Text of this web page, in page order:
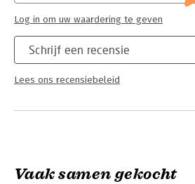
Schrijf een recensie
Lees ons recensiebeleid
Log in om uw waardering te geven
Vaak samen gekocht